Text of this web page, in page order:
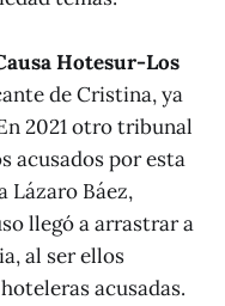
Hotesur-Los
de Cristina, ya
2021 otro tribunal
acusados por esta
Lázaro Báez,
llegó a arrastrar a
al ser ellos
acusadas.